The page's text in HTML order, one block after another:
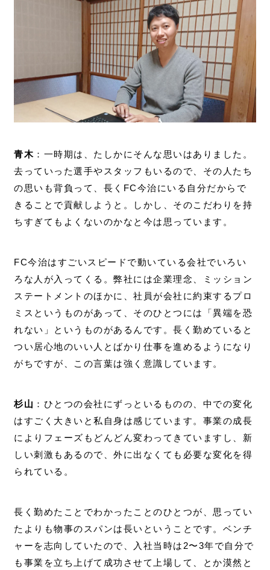
青木 ：一時期は、たしかにそんな思いはありました。
去っていった選手やスタッフもいるので、その人たち
の思いも背負って、長くFC今治にいる自分だからで
きることで貢献しようと。しかし、そのこだわりを持
ちすぎてもよくないのかなと今は思っています。
FC今治はすごいスピードで動いている会社でいろい
ろな人が入ってくる。弊社には企業理念、ミッション
ステートメントのほかに、社員が会社に約束するプロ
ミスというものがあって、そのひとつには「異端を恐
れない」というものがあるんです。長く勤めていると
つい居心地のいい人とばかり仕事を進めるようになり
がちですが、この言葉は強く意識しています。
杉山 ：ひとつの会社にずっといるものの、中での変化
はすごく大きいと私自身は感じています。事業の成長
によりフェーズもどんどん変わってきていますし、新
しい刺激もあるので、外に出なくても必要な変化を得
られている。
長く勤めたことでわかったことのひとつが、思ってい
たよりも物事のスパンは長いということです。ベンチ
ャーを志向していたので、入社当時は2〜3年で自分で
も事業を立ち上げて成功させて上場して、とか漠然と